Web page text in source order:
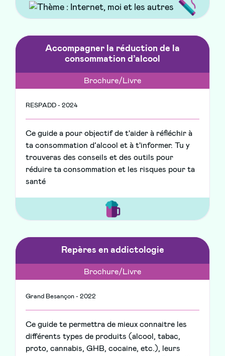
Accompagner la réduction de la
consommation d’alcool
Brochure/Livre
RESPADD - 2024
Ce guide a pour objectif de t'aider à réfléchir à
ta consommation d’alcool et à t'informer. Tu y
trouveras des conseils et des outils pour
réduire ta consommation et les risques pour ta
santé
Repères en addictologie
Brochure/Livre
Grand Besançon - 2022
Ce guide te permettra de mieux connaitre les
différents types de produits (alcool, tabac,
proto, cannabis, GHB, cocaine, etc.), leurs